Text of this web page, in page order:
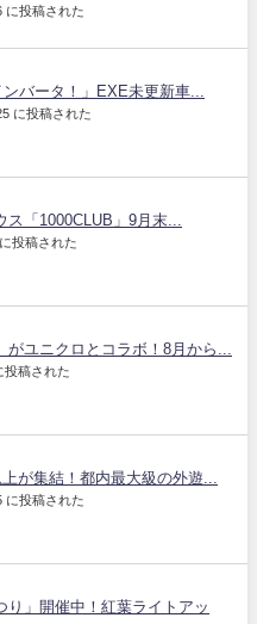
に投稿された
バータ！」EXE未更新車...
に投稿された
「1000CLUB」9月末...
投稿された
ユニクロとコラボ！8月から...
投稿された
が集結！都内最大級の外遊...
に投稿された
り」開催中！紅葉ライトアッ